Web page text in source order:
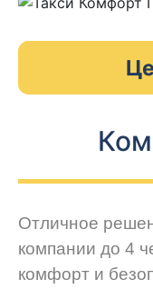
Отличное
компании до 4
комфорт и